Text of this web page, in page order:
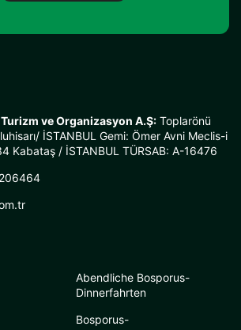
ve Organizasyon A.Ş: Toplarönü
İSTANBUL Gemi: Ömer Avni Meclis-i
Kabataş / İSTANBUL TÜRSAB: A-16476
Abendliche Bosporus-
Dinnerfahrten
Bosporus-